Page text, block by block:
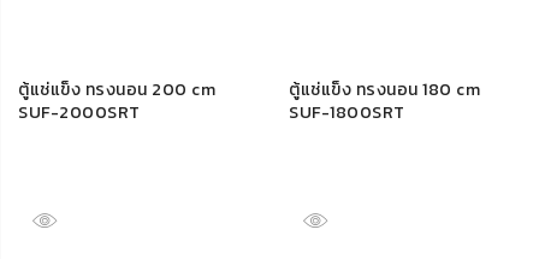
ตู้แช่แข็ง ทรงนอน 200 cm
SUF-2000SRT
ตู้แช่แข็ง ทรงนอน 180 cm
SUF-1800SRT